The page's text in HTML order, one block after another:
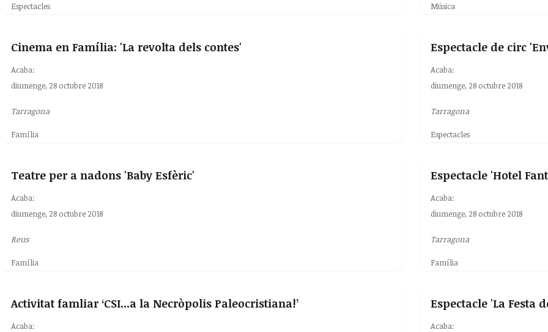
Espectacles Música
Cinema en Família: 'La revolta dels contes'
Acaba:
diumenge, 28 octubre 2018
Tarragona
Família
Espectacle de circ
Acaba:
diumenge, 28 octubre 2018
Tarragona
Espectacles
Teatre per a nadons 'Baby Esfèric'
Acaba:
diumenge, 28 octubre 2018
Reus
Família
Espectacle 'Hotel
Acaba:
diumenge, 28 octubre 2018
Tarragona
Família
Activitat famliar ‘CSI...a la Necròpolis Paleocristiana!’
Acaba:
Espectacle 'La Festa
Acaba: